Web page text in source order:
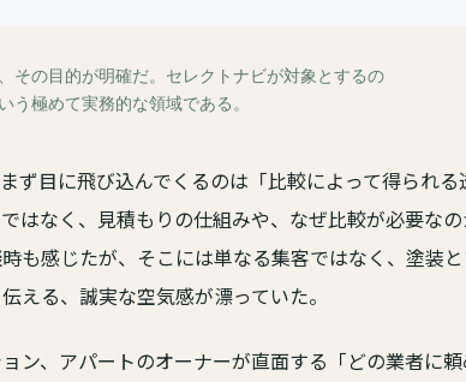
その目的が明確だ。セレクトナビが対象とするの
う極めて実務的な領域である。
ず目に飛び込んでくるのは「比較によって得られ
はなく、見積もりの仕組みや、なぜ比較が必要な
も感じたが、そこには単なる集客ではなく、塗装
える、誠実な空気感が漂っていた。
ン、アパートのオーナーが直面する「どの業者に